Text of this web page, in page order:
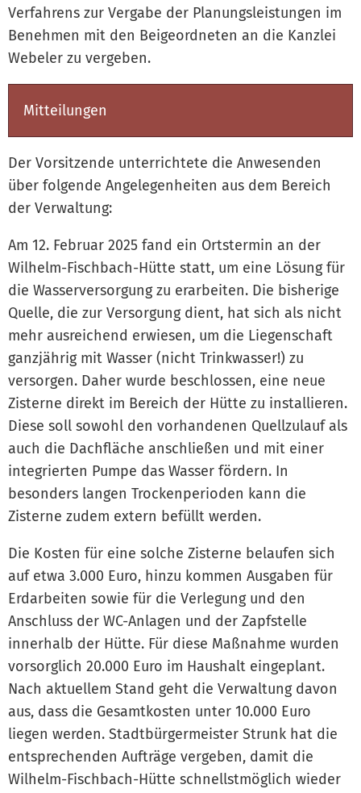
Verfahrens zur Vergabe der Planungsleistungen im
Benehmen mit den Beigeordneten an die Kanzlei
Webeler zu vergeben.
Mitteilungen
Der Vorsitzende unterrichtete die Anwesenden
über folgende Angelegenheiten aus dem Bereich
der Verwaltung:
Am 12. Februar 2025 fand ein Ortstermin an der
Wilhelm-Fischbach-Hütte statt, um eine Lösung für
die Wasserversorgung zu erarbeiten. Die bisherige
Quelle, die zur Versorgung dient, hat sich als nicht
mehr ausreichend erwiesen, um die Liegenschaft
ganzjährig mit Wasser (nicht Trinkwasser!) zu
versorgen. Daher wurde beschlossen, eine neue
Zisterne direkt im Bereich der Hütte zu installieren.
Diese soll sowohl den vorhandenen Quellzulauf als
auch die Dachfläche anschließen und mit einer
integrierten Pumpe das Wasser fördern. In
besonders langen Trockenperioden kann die
Zisterne zudem extern befüllt werden.
Die Kosten für eine solche Zisterne belaufen sich
auf etwa 3.000 Euro, hinzu kommen Ausgaben für
Erdarbeiten sowie für die Verlegung und den
Anschluss der WC-Anlagen und der Zapfstelle
innerhalb der Hütte. Für diese Maßnahme wurden
vorsorglich 20.000 Euro im Haushalt eingeplant.
Nach aktuellem Stand geht die Verwaltung davon
aus, dass die Gesamtkosten unter 10.000 Euro
liegen werden. Stadtbürgermeister Strunk hat die
entsprechenden Aufträge vergeben, damit die
Wilhelm-Fischbach-Hütte schnellstmöglich wieder